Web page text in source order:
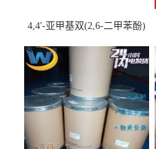
4,4'-亚甲基双(2,6-二甲苯酚)